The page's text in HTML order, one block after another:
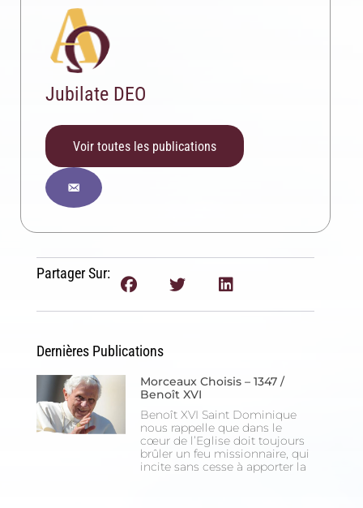
Jubilate DEO
Voir toutes les publications
Partager Sur:
Dernières Publications
Morceaux Choisis – 1347 /
Benoît XVI
Benoît XVI Saint Dominique
nous rappelle que dans le
cœur de l’Eglise doit toujours
brûler un feu missionnaire, qui
incite sans cesse à apporter la
Inscription News Letter
Si vous souhaitez recevoir nos dernières actualités,
veuillez indiquer ci-dessous votre adresse mail.
S'inscrire